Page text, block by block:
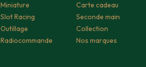
Miniature
Slot Racing
Outillage
Radiocommande
Carte cadeau
Seconde main
Collection
Nos marques